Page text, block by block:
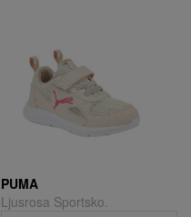
PUMA
Ljusrosa Sportsko.